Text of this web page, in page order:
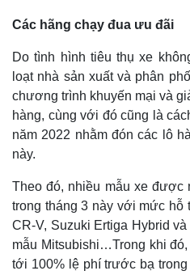
Bất động sản
Khởi nghiệp
Các hãng chạy đua ưu đãi
Do tình hình tiêu thụ xe
loạt nhà sản xuất và phân
chương trình khuyến mại và
hàng, cùng với đó cũng là
năm 2022 nhằm đón các lô
này.
Theo đó, nhiều mẫu xe
trong tháng 3 này với mức hỗ
CR-V, Suzuki Ertiga Hybrid
mẫu Mitsubishi…Trong khi
tới 100% lệ phí trước bạ